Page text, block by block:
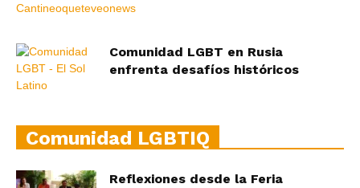
Comunidad LGBT en Rusia
enfrenta desafíos históricos
Comunidad LGBTIQ
Reflexiones desde la Feria